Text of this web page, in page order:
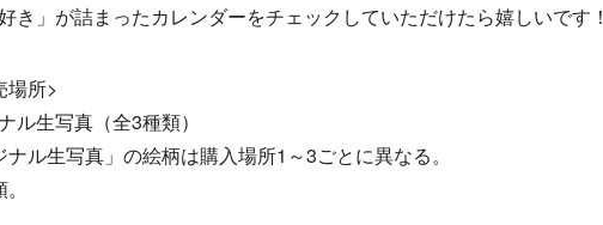
き」が詰まったカレンダーをチェックしていただけたら嬉しいです！
場所>
ル生写真（全3種類）
ル生写真」の絵柄は購入場所1～3ごとに異なる。